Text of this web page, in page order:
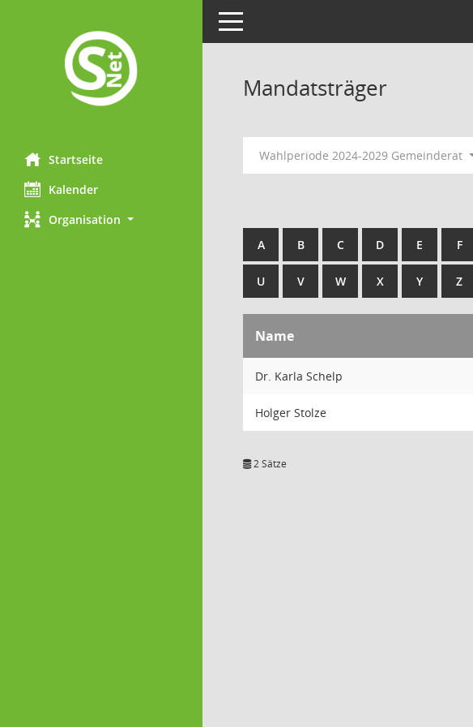
Startseite
Kalender
Organisation
Toggle navigation
Mandatsträger
Wahlperiode 2024-2029 Gemeinderat
A B C D E F
U V W X Y Z
Name
Dr. Karla Schelp
Holger Stolze
2 Sätze